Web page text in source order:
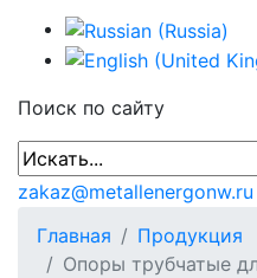
Поиск по сайту
zakaz@metallenergonw.ru
Главная
Продукция
Опоры трубчатые